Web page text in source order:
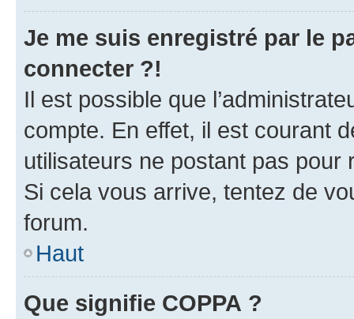
Je me suis enregistré par le
connecter ?!
Il est possible que
compte. En effet, il est courant
utilisateurs ne postant pas pour
Si cela vous arrive, tentez de
forum.
Haut
Que signifie COPPA ?